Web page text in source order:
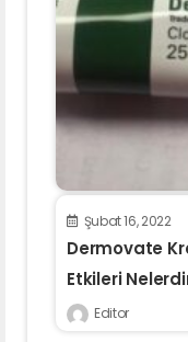
Şubat 16, 2022
Dermovate
Etkileri
Editor